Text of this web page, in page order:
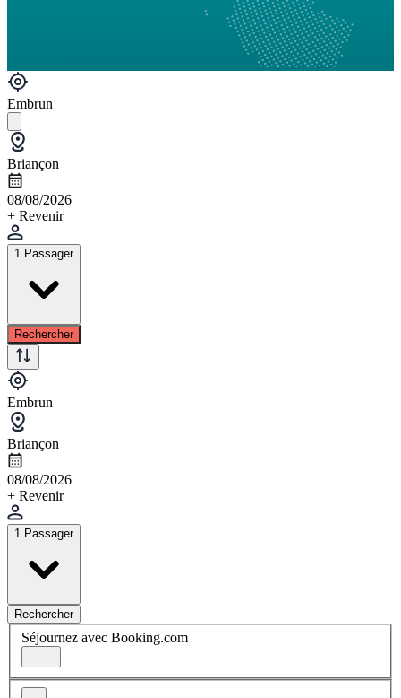
Embrun
Briançon
08/08/2026
+ Revenir
1 Passager
Rechercher
Embrun
Briançon
08/08/2026
+ Revenir
1 Passager
Rechercher
Séjournez avec Booking.com